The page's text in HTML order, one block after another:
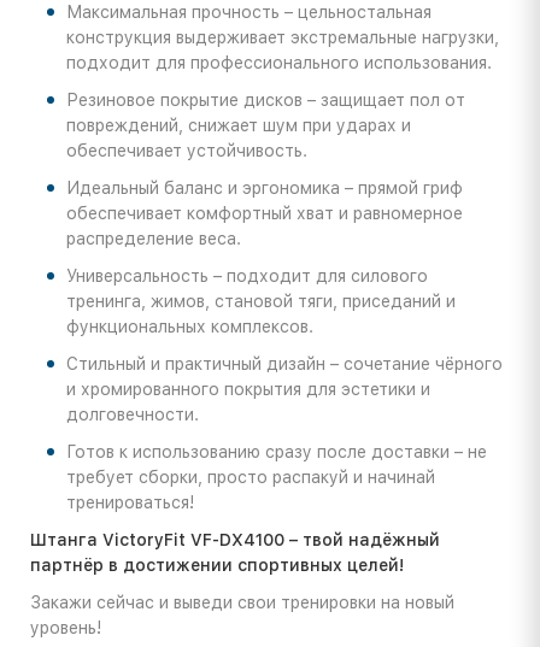
Максимальная прочность – цельностальная
конструкция выдерживает экстремальные нагрузки,
подходит для профессионального использования.
Резиновое покрытие дисков – защищает пол от
повреждений, снижает шум при ударах и
обеспечивает устойчивость.
Идеальный баланс и эргономика – прямой гриф
обеспечивает комфортный хват и равномерное
распределение веса.
Универсальность – подходит для силового
тренинга, жимов, становой тяги, приседаний и
функциональных комплексов.
Стильный и практичный дизайн – сочетание чёрного
и хромированного покрытия для эстетики и
долговечности.
Готов к использованию сразу после доставки – не
требует сборки, просто распакуй и начинай
тренироваться!
Штанга VictoryFit VF-DX4100 – твой надёжный
партнёр в достижении спортивных целей!
Закажи сейчас и выведи свои тренировки на новый
уровень!